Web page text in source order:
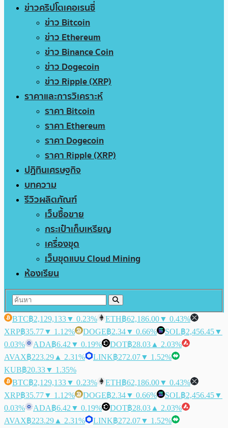
ข่าวคริปโตเคอเรนซี่
ข่าว Bitcoin
ข่าว Ethereum
ข่าว Binance Coin
ข่าว Dogecoin
ข่าว Ripple (XRP)
ราคาและการวิเคราะห์
ราคา Bitcoin
ราคา Ethereum
ราคา Dogecoin
ราคา Ripple (XRP)
ปฏิทินเศรษฐกิจ
บทความ
รีวิวผลิตภัณฑ์
เว็บซื้อขาย
กระเป๋าเก็บเหรียญ
เครื่องขุด
เว็บขุดแบบ Cloud Mining
ห้องเรียน
BTC฿2,129,133▼ 0.23% ETH฿62,186.00▼ 0.43%
XRP฿35.77▼ 1.12% DOGE฿2.34▼ 0.66% SOL฿2,456.45▼
0.03%
ADA฿6.42 ▼ 0.19% DOT฿28.03 ▲ 2.03%
AVAX฿223.29 ▲ 2.31% LINK฿272.07▼ 1.52%
KUB฿20.33▼ 1.35%
BTC฿2,129,133▼ 0.23% ETH฿62,186.00▼ 0.43%
XRP฿35.77▼ 1.12% DOGE฿2.34▼ 0.66% SOL฿2,456.45▼
0.03%
ADA฿6.42 ▼ 0.19% DOT฿28.03 ▲ 2.03%
AVAX฿223.29 ▲ 2.31% LINK฿272.07▼ 1.52%